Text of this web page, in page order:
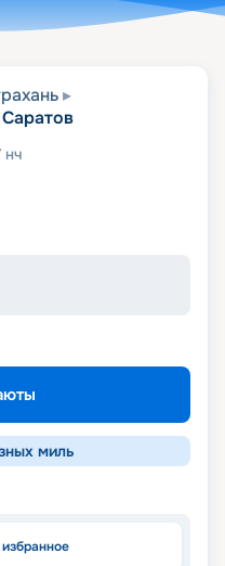
Саратов
нч
миль